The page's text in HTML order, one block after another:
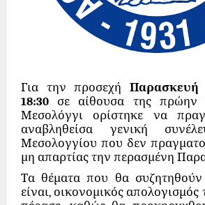
Για την προσεχή
18:30 σε αίθουσα της πρώην
Μεσολόγγι ορίστηκε να
αναβληθείσα γενική
Μεσολογγίου που δεν
μη απαρτίας την περασμένη
Τα θέματα που θα συζητηθούν
είναι, οικονομικός απολογισμός